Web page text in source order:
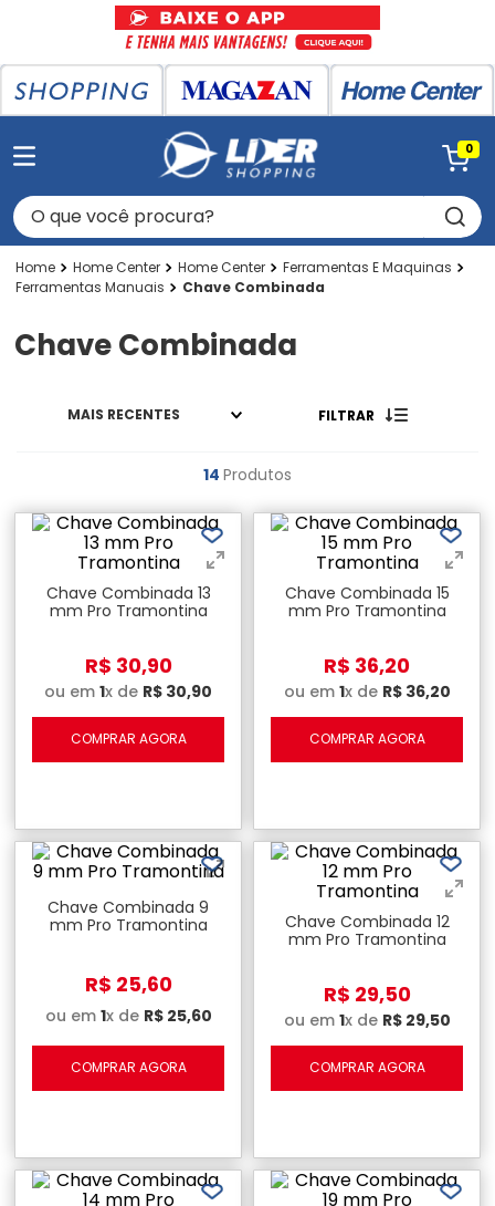
0
O que você procura?
Home Center Home Center
Ferramentas E Maquinas
Ferramentas Manuais
Chave Combinada
Chave Combinada
MAIS RECENTES FILTRAR
14 Produtos
Chave Combinada 13
mm Pro Tramontina
R$ 30,90
ou em 1x de R$ 30,90
COMPRAR AGORA
Chave Combinada 15
mm Pro Tramontina
R$ 36,20
ou em 1x de R$ 36,20
COMPRAR AGORA
Chave Combinada 9
mm Pro Tramontina
R$ 25,60
ou em 1x de R$ 25,60
COMPRAR AGORA
Chave Combinada 12
mm Pro Tramontina
R$ 29,50
ou em 1x de R$ 29,50
COMPRAR AGORA